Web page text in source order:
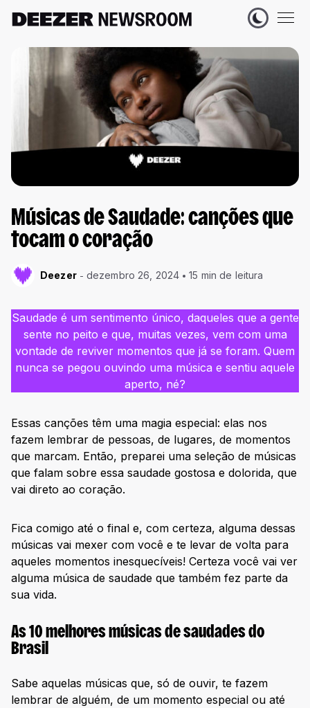
Músicas de Saudade: canções que
tocam o coração
Deezer dezembro 26, 2024 15 min de leitura
Saudade é um sentimento único, daqueles que a gente
sente no peito e que, muitas vezes, vem com uma
vontade de reviver momentos que já se foram. Quem
nunca se pegou ouvindo uma música e sentiu aquele
aperto, né?
Essas canções têm uma magia especial: elas nos
fazem lembrar de pessoas, de lugares, de momentos
que marcam. Então, preparei uma seleção de músicas
que falam sobre essa saudade gostosa e dolorida, que
vai direto ao coração.
Fica comigo até o final e, com certeza, alguma dessas
músicas vai mexer com você e te levar de volta para
aqueles momentos inesquecíveis! Certeza você vai ver
alguma música de saudade que também fez parte da
sua vida.
As 10 melhores músicas de saudades do
Brasil
Sabe aquelas músicas que, só de ouvir, te fazem
lembrar de alguém, de um momento especial ou até